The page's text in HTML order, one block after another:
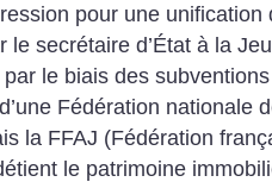
pour une unification
le secrétaire d’État à la
le biais des
Fédération nationale
la FFAJ (Fédération
le patrimoine